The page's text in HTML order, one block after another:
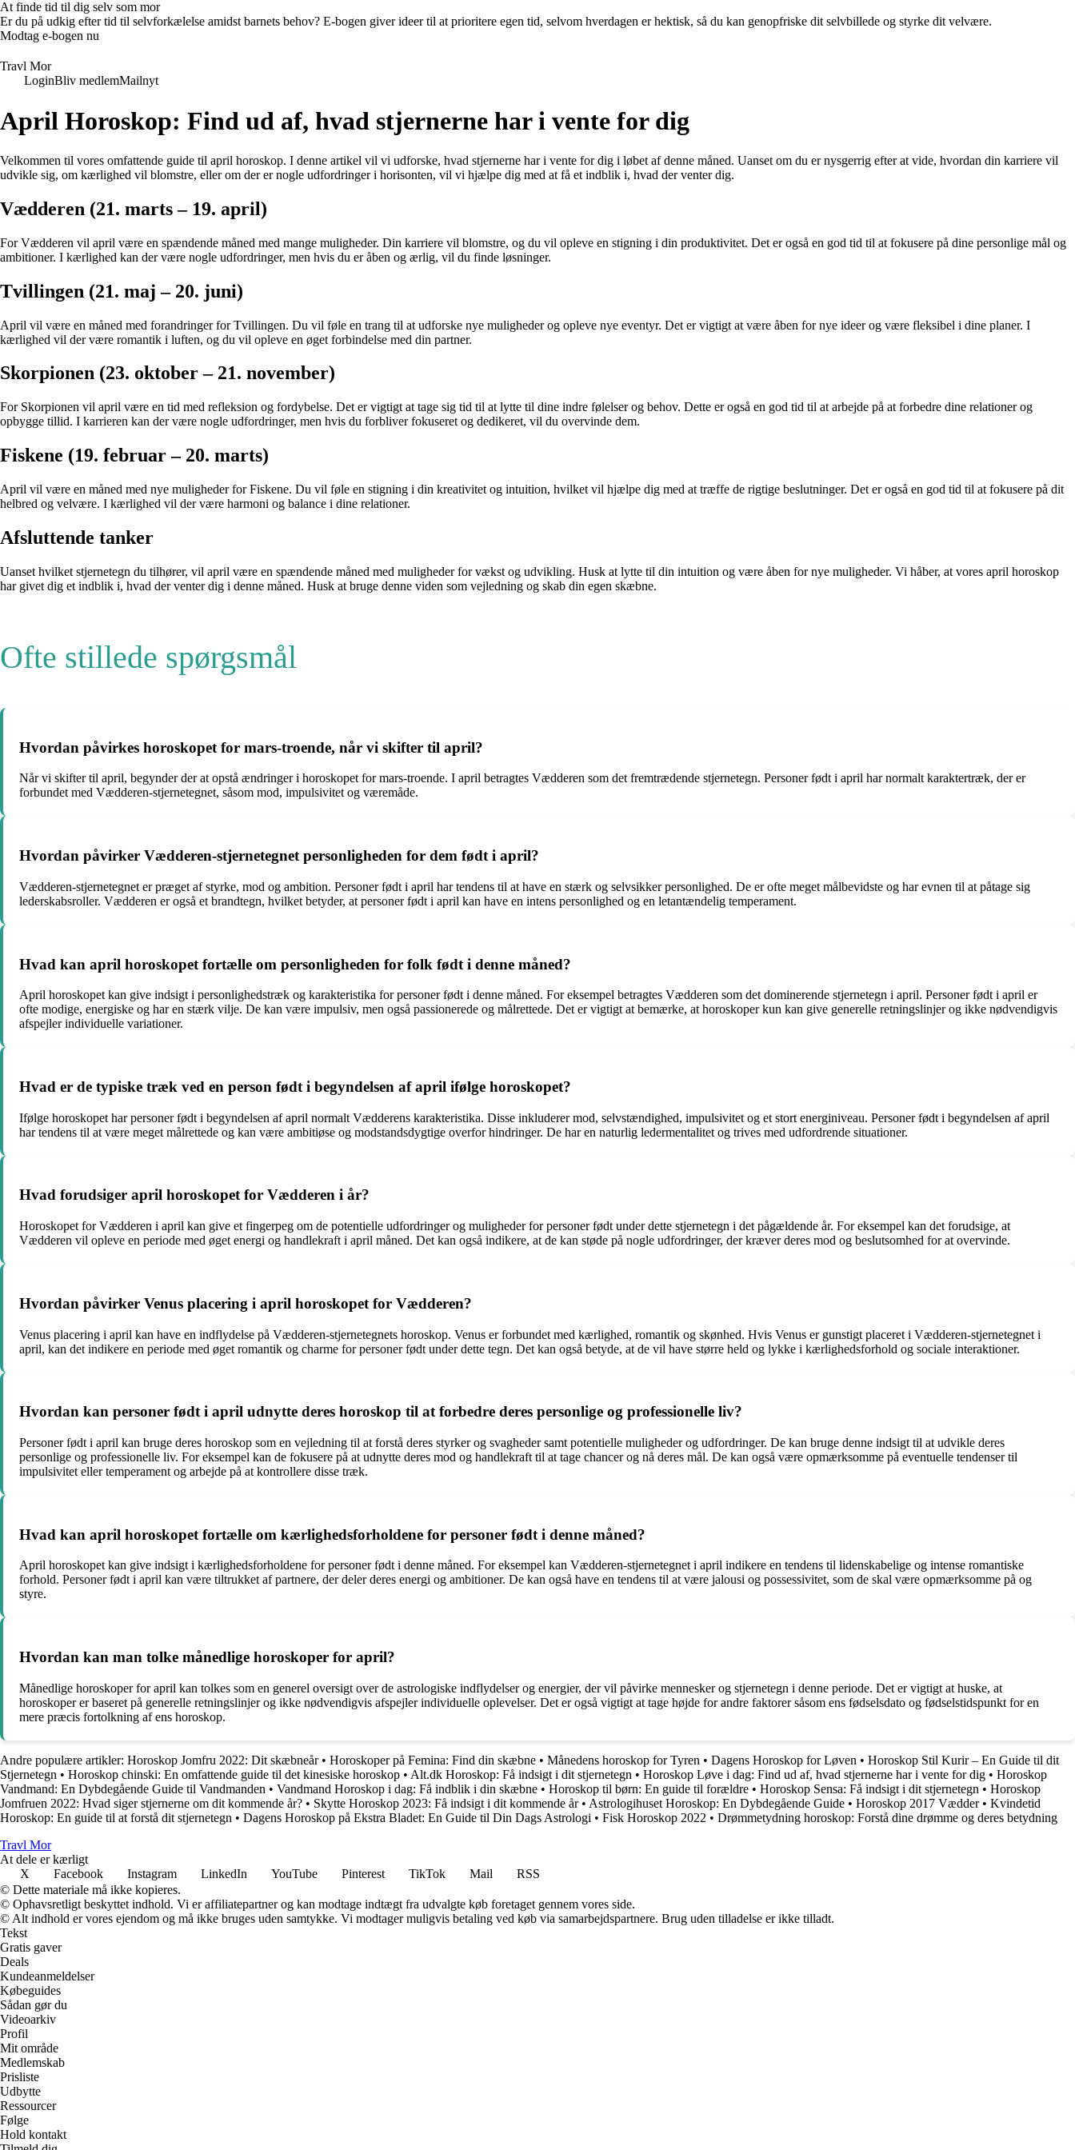
At finde tid til dig selv som mor
Er du på udkig efter tid til selvforkælelse amidst barnets behov? E-bogen giver ideer til at prioritere egen tid, selvom hverdagen er hektisk, så du kan genopfriske dit selvbillede og styrke dit velvære.
Modtag e-bogen nu
Travl Mor
LoginBliv medlemMailnyt
April Horoskop: Find ud af, hvad stjernerne har i vente for dig
Velkommen til vores omfattende guide til april horoskop. I denne artikel vil vi udforske, hvad stjernerne har i vente for dig i løbet af denne måned. Uanset om du er nysgerrig efter at vide, hvordan din karriere vil
udvikle sig, om kærlighed vil blomstre, eller om der er nogle udfordringer i horisonten, vil vi hjælpe dig med at få et indblik i, hvad der venter dig.
Vædderen (21. marts – 19. april)
For Vædderen vil april være en spændende måned med mange muligheder. Din karriere vil blomstre, og du vil opleve en stigning i din produktivitet. Det er også en god tid til at fokusere på dine personlige mål og
ambitioner. I kærlighed kan der være nogle udfordringer, men hvis du er åben og ærlig, vil du finde løsninger.
Tvillingen (21. maj – 20. juni)
April vil være en måned med forandringer for Tvillingen. Du vil føle en trang til at udforske nye muligheder og opleve nye eventyr. Det er vigtigt at være åben for nye ideer og være fleksibel i dine planer. I
kærlighed vil der være romantik i luften, og du vil opleve en øget forbindelse med din partner.
Skorpionen (23. oktober – 21. november)
For Skorpionen vil april være en tid med refleksion og fordybelse. Det er vigtigt at tage sig tid til at lytte til dine indre følelser og behov. Dette er også en god tid til at arbejde på at forbedre dine relationer og
opbygge tillid. I karrieren kan der være nogle udfordringer, men hvis du forbliver fokuseret og dedikeret, vil du overvinde dem.
Fiskene (19. februar – 20. marts)
April vil være en måned med nye muligheder for Fiskene. Du vil føle en stigning i din kreativitet og intuition, hvilket vil hjælpe dig med at træffe de rigtige beslutninger. Det er også en god tid til at fokusere på dit
helbred og velvære. I kærlighed vil der være harmoni og balance i dine relationer.
Afsluttende tanker
Uanset hvilket stjernetegn du tilhører, vil april være en spændende måned med muligheder for vækst og udvikling. Husk at lytte til din intuition og være åben for nye muligheder. Vi håber, at vores april horoskop
har givet dig et indblik i, hvad der venter dig i denne måned. Husk at bruge denne viden som vejledning og skab din egen skæbne.
Ofte stillede spørgsmål
Hvordan påvirkes horoskopet for mars-troende, når vi skifter til april?
Når vi skifter til april, begynder der at opstå ændringer i horoskopet for mars-troende. I april betragtes Vædderen som det fremtrædende stjernetegn. Personer født i april har normalt karaktertræk, der er
forbundet med Vædderen-stjernetegnet, såsom mod, impulsivitet og væremåde.
Hvordan påvirker Vædderen-stjernetegnet personligheden for dem født i april?
Vædderen-stjernetegnet er præget af styrke, mod og ambition. Personer født i april har tendens til at have en stærk og selvsikker personlighed. De er ofte meget målbevidste og har evnen til at påtage sig
lederskabsroller. Vædderen er også et brandtegn, hvilket betyder, at personer født i april kan have en intens personlighed og en letantændelig temperament.
Hvad kan april horoskopet fortælle om personligheden for folk født i denne måned?
April horoskopet kan give indsigt i personlighedstræk og karakteristika for personer født i denne måned. For eksempel betragtes Vædderen som det dominerende stjernetegn i april. Personer født i april er
ofte modige, energiske og har en stærk vilje. De kan være impulsiv, men også passionerede og målrettede. Det er vigtigt at bemærke, at horoskoper kun kan give generelle retningslinjer og ikke nødvendigvis
afspejler individuelle variationer.
Hvad er de typiske træk ved en person født i begyndelsen af april ifølge horoskopet?
Ifølge horoskopet har personer født i begyndelsen af april normalt Vædderens karakteristika. Disse inkluderer mod, selvstændighed, impulsivitet og et stort energiniveau. Personer født i begyndelsen af april
har tendens til at være meget målrettede og kan være ambitiøse og modstandsdygtige overfor hindringer. De har en naturlig ledermentalitet og trives med udfordrende situationer.
Hvad forudsiger april horoskopet for Vædderen i år?
Horoskopet for Vædderen i april kan give et fingerpeg om de potentielle udfordringer og muligheder for personer født under dette stjernetegn i det pågældende år. For eksempel kan det forudsige, at
Vædderen vil opleve en periode med øget energi og handlekraft i april måned. Det kan også indikere, at de kan støde på nogle udfordringer, der kræver deres mod og beslutsomhed for at overvinde.
Hvordan påvirker Venus placering i april horoskopet for Vædderen?
Venus placering i april kan have en indflydelse på Vædderen-stjernetegnets horoskop. Venus er forbundet med kærlighed, romantik og skønhed. Hvis Venus er gunstigt placeret i Vædderen-stjernetegnet i
april, kan det indikere en periode med øget romantik og charme for personer født under dette tegn. Det kan også betyde, at de vil have større held og lykke i kærlighedsforhold og sociale interaktioner.
Hvordan kan personer født i april udnytte deres horoskop til at forbedre deres personlige og professionelle liv?
Personer født i april kan bruge deres horoskop som en vejledning til at forstå deres styrker og svagheder samt potentielle muligheder og udfordringer. De kan bruge denne indsigt til at udvikle deres
personlige og professionelle liv. For eksempel kan de fokusere på at udnytte deres mod og handlekraft til at tage chancer og nå deres mål. De kan også være opmærksomme på eventuelle tendenser til
impulsivitet eller temperament og arbejde på at kontrollere disse træk.
Hvad kan april horoskopet fortælle om kærlighedsforholdene for personer født i denne måned?
April horoskopet kan give indsigt i kærlighedsforholdene for personer født i denne måned. For eksempel kan Vædderen-stjernetegnet i april indikere en tendens til lidenskabelige og intense romantiske
forhold. Personer født i april kan være tiltrukket af partnere, der deler deres energi og ambitioner. De kan også have en tendens til at være jalousi og possessivitet, som de skal være opmærksomme på og
styre.
Hvordan kan man tolke månedlige horoskoper for april?
Månedlige horoskoper for april kan tolkes som en generel oversigt over de astrologiske indflydelser og energier, der vil påvirke mennesker og stjernetegn i denne periode. Det er vigtigt at huske, at
horoskoper er baseret på generelle retningslinjer og ikke nødvendigvis afspejler individuelle oplevelser. Det er også vigtigt at tage højde for andre faktorer såsom ens fødselsdato og fødselstidspunkt for en
mere præcis fortolkning af ens horoskop.
Andre populære artikler: Horoskop Jomfru 2022: Dit skæbneår• Horoskoper på Femina: Find din skæbne • Månedens horoskop for Tyren • Dagens Horoskop for Løven • Horoskop Stil Kurir – En Guide til dit
Stjernetegn • Horoskop chinski: En omfattende guide til det kinesiske horoskop • Alt.dk Horoskop: Få indsigt i dit stjernetegn • Horoskop Løve i dag: Find ud af, hvad stjernerne har i vente for dig • Horoskop
Vandmand: En Dybdegående Guide til Vandmanden • Vandmand Horoskop i dag: Få indblik i din skæbne • Horoskop til børn: En guide til forældre • Horoskop Sensa: Få indsigt i dit stjernetegn • Horoskop
Jomfruen 2022: Hvad siger stjernerne om dit kommende år? • Skytte Horoskop 2023: Få indsigt i dit kommende år• Astrologihuset Horoskop: En Dybdegående Guide • Horoskop 2017 Vædder• Kvindetid
Horoskop: En guide til at forstå dit stjernetegn • Dagens Horoskop på Ekstra Bladet: En Guide til Din Dags Astrologi • Fisk Horoskop 2022 • Drømmetydning horoskop: Forstå dine drømme og deres betydning
Travl Mor
At dele er kærligt
X
Facebook Instagram LinkedIn YouTube Pinterest TikTok Mail
RSS
© Dette materiale må ikke kopieres.
© Ophavsretligt beskyttet indhold. Vi er affiliatepartner og kan modtage indtægt fra udvalgte køb foretaget gennem vores side.
© Alt indhold er vores ejendom og må ikke bruges uden samtykke. Vi modtager muligvis betaling ved køb via samarbejdspartnere. Brug uden tilladelse er ikke tilladt.
Tekst
Gratis gaver
Deals
Kundeanmeldelser
Købeguides
Sådan gør du
Videoarkiv
Profil
Mit område
Medlemskab
Prisliste
Udbytte
Ressourcer
Følge
Hold kontakt